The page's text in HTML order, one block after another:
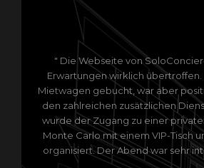
" Die Webseite von
Erwartungen wirklich übertroffen.
Mietwagen gebucht, war aber
den zahlreichen zusätzlichen
wurde der Zugang zu einer
Monte Carlo mit einem VIP-Tisch
organisiert. Der Abend war sehr